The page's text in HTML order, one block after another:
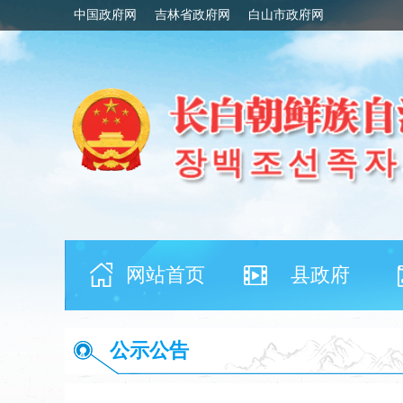
中国政府网 吉林省政府网 白山市政府网
网站首页 县政府
公示公告